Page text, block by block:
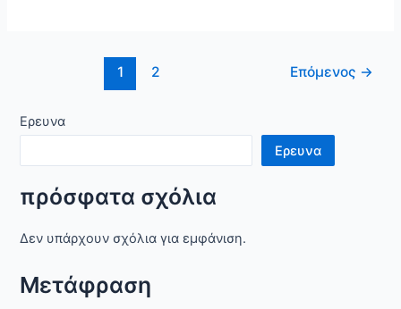
Sand
1 2 Επόμενος →
Ερευνα
Ερευνα
πρόσφατα σχόλια
Δεν υπάρχουν σχόλια για εμφάνιση.
Μετάφραση